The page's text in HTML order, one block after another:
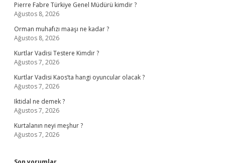
Pierre Fabre Türkiye Genel Müdürü kimdir ?
Ağustos 8, 2026
Orman muhafızı maaşı ne kadar ?
Ağustos 8, 2026
Kurtlar Vadisi Testere Kimdir ?
Ağustos 7, 2026
Kurtlar Vadisi Kaos’ta hangi oyuncular olacak ?
Ağustos 7, 2026
Iktidal ne demek ?
Ağustos 7, 2026
Kurtalanın neyi meşhur ?
Ağustos 7, 2026